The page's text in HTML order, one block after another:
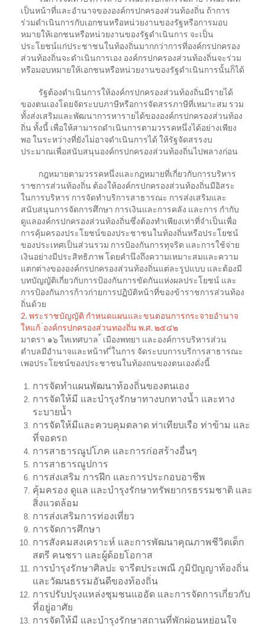
เป็นหน้าที่และอํานาจขององค์กรปกครองส่วนท้องถิ่น ถ้าการ
ร่วมดําเนินการกับเอกชนหรือหน่วยงานของรัฐหรือการมอบ
หมายให้เอกชนหรือหน่วยงานของรัฐดําเนินการ จะเป็น
ประโยชน์แก่ประชาชนในท้องถิ่นมากกว่าการที่องค์กรปกครอง
ส่วนท้องถิ่นจะดําเนินการเอง องค์กรปกครองส่วนท้องถิ่นจะร่วม
หรือมอบหมายให้เอกชนหรือหน่วยงานของรัฐดําเนินการนั้นก็ได้
รัฐต้องดําเนินการให้องค์กรปกครองส่วนท้องถิ่นมีรายได้
ของตนเองโดยจัดระบบภาษีหรือการจัดสรรภาษีที่เหมาะสม รวม
ทั้งส่งเสริมและพัฒนาการหารายได้ขององค์กรปกครองส่วนท้อง
ถิ่น ทั้งนี้ เพื่อให้สามารถดําเนินการตามวรรคหนึ่งได้อย่างเพียง
พอ ในระหว่างที่ยังไม่อาจดําเนินการได้ ให้รัฐจัดสรรงบ
ประมาณเพื่อสนับสนุนองค์กรปกครองส่วนท้องถิ่นไปพลางก่อน
กฎหมายตามวรรคหนึ่งและกฎหมายที่เกี่ยวกับการบริหาร
ราชการส่วนท้องถิ่น ต้องให้องค์กรปกครองส่วนท้องถิ่นมีอิสระ
ในการบริหาร การจัดทําบริการสาธารณะ การส่งเสริมและ
สนับสนุนการจัดการศึกษา การเงินและการคลัง และการ กํากับ
ดูแลองค์กรปกครองส่วนท้องถิ่นซึ่งต้องทําเพียงเท่าที่จําเป็นเพื่อ
การคุ้มครองประโยชน์ของประชาชนในท้องถิ่นหรือประโยชน์
ของประเทศเป็นส่วนรวม การป้องกันการทุจริต และการใช้จ่าย
เงินอย่างมีประสิทธิภาพ โดยคํานึงถึงความเหมาะสมและความ
แตกต่างขององค์กรปกครองส่วนท้องถิ่นแต่ละรูปแบบ และต้องมี
บทบัญญัติเกี่ยวกับการป้องกันการขัดกันแห่งผลประโยชน์ และ
การป้องกันการก้าวก่ายการปฏิบัติหน้าที่ของข้าราชการส่วนท้อง
ถิ่นด้วย
2.พระราชบัญญัติ กําหนดแผนและขนตอนการกระจายอำนาจ
ใหแก้ ่องค์กรปกครองส่วนทองถิ่น พ.ศ. ๒๕๔๒
มาตรา ๑๖ ใหเทศบาล ้ เมืองพทยา และองค์การบริหารส่วน
ตำบลมีอํานาจและหน้าท ี่ในการ จัดระบบการบริการสาธารณะ
เพอประโยชน์ของประชาชนในท้องถนของตนเองดั่งนี้
การจัดทำแผนพัฒนาท้องถิ่นของตนเอง
การจัดให้มี และบำรุงรักษาทางบกทางน้ำ และทาง
ระบายน้ำ
การจัดให้มีและควบคุมตลาด ท่าเทียบเรือ ท่าข้าม และ
ที่จอดรถ
การสาธารณูปโภค และการก่อสร้างอื่นๆ
การสาธารณูปการ
การส่งเสริม การฝึก และการประกอบอาชีพ
คุ้มครอง ดูแล และบำรุงรักษาทรัพยากรธรรมชาติ และ
สิ่งแวดล้อม
การส่งเสริมการท่องเที่ยว
การจัดการศึกษา
การสังคมสงเคราะห์ และการพัฒนาคุณภาพชีวิตเด็ก
สตรี คนชรา และผู้ด้อยโอกาส
การบำรุงรักษาศิลปะ จารีตประเพณี ภูมิปัญญาท้องถิ่น
และวัฒนธรรมอันดีของท้องถิ่น
การปรับปรุงแหล่งชุมชนแออัด และการจัดการเกี่ยวกับ
ที่อยู่อาศัย
การจัดให้มี และบำรุงรักษาสถานที่พักผ่อนหย่อนใจ